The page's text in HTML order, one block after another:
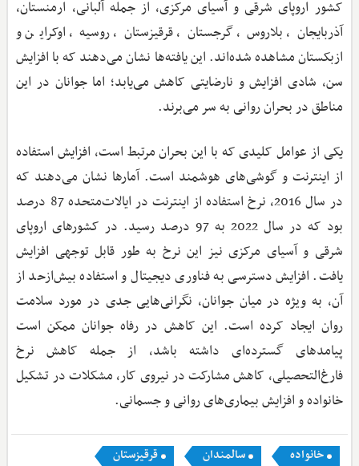
کشور اروپای شرقی و آسیای مرکزی، از جمله آلبانی، ارمنستان،
آذربایجان، بلاروس، گرجستان، قرقیزستان، روسیه، اوکراین و
ازبکستان مشاهده شده‌اند. این یافته‌ها نشان می‌دهند که با افزایش
سن، شادی افزایش و نارضایتی کاهش می‌یابد؛ اما جوانان در این
مناطق در بحران روانی به سر می‌برند.
یکی از عوامل کلیدی که با این بحران مرتبط است، افزایش استفاده
از اینترنت و گوشی‌های هوشمند است. آمارها نشان می‌دهند که
در سال 2016، نرخ استفاده از اینترنت در ایالات‌متحده 87 درصد
بود که در سال 2022 به 97 درصد رسید. در کشورهای اروپای
شرقی و آسیای مرکزی نیز این نرخ به ‌طور قابل ‌توجهی افزایش
یافت. افزایش دسترسی به فناوری دیجیتال و استفاده بیش‌از‌حد از
آن، به ‌ویژه در میان جوانان، نگرانی‌هایی جدی در مورد سلامت
روان ایجاد کرده است. این کاهش در رفاه جوانان ممکن است
پیامدهای گسترده‌ای داشته باشد، از جمله کاهش نرخ
فارغ‌التحصیلی، کاهش مشارکت در نیروی کار، مشکلات در تشکیل
خانواده و افزایش بیماری‌های روانی و جسمانی.
خانواده سالمندان
قرقیزستان